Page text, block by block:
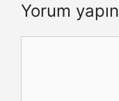
Yorum yapın